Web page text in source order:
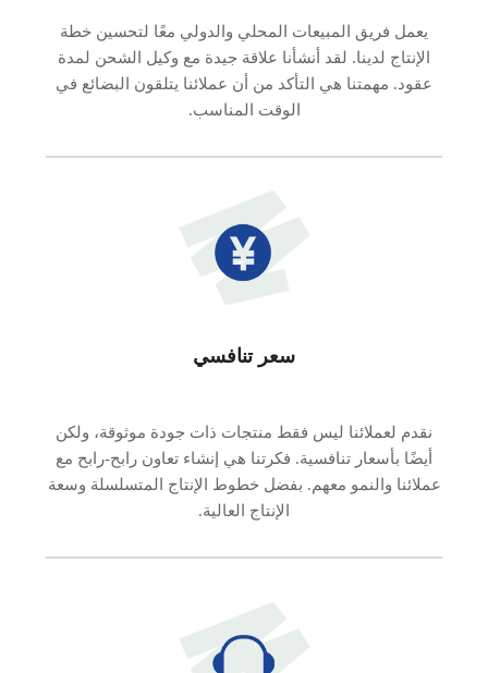
يعمل فريق المبيعات المحلي والدولي معًا لتحسين خطة
الإنتاج لدينا. لقد أنشأنا علاقة جيدة مع وكيل الشحن لمدة
عقود. مهمتنا هي التأكد من أن عملائنا يتلقون البضائع في
الوقت المناسب.
سعر تنافسي
نقدم لعملائنا ليس فقط منتجات ذات جودة موثوقة، ولكن
أيضًا بأسعار تنافسية. فكرتنا هي إنشاء تعاون رابح-رابح مع
عملائنا والنمو معهم. بفضل خطوط الإنتاج المتسلسلة وسعة
الإنتاج العالية.